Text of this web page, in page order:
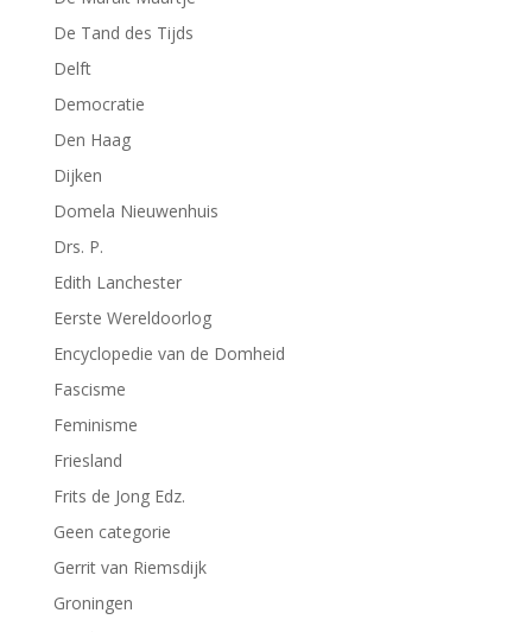
De Tand des Tijds
Delft
Democratie
Den Haag
Dijken
Domela Nieuwenhuis
Drs. P.
Edith Lanchester
Eerste Wereldoorlog
Encyclopedie van de Domheid
Fascisme
Feminisme
Friesland
Frits de Jong Edz.
Geen categorie
Gerrit van Riemsdijk
Groningen